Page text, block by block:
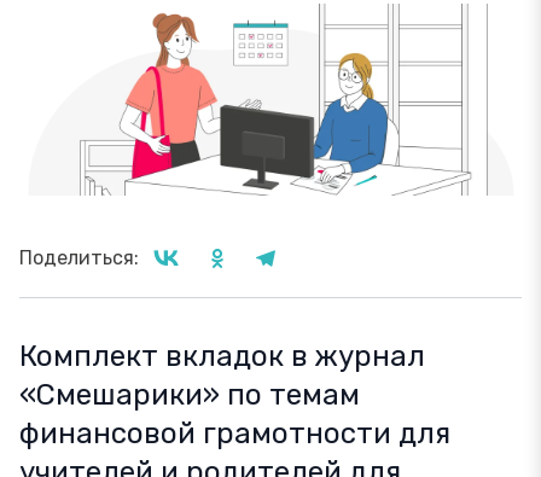
Поделиться:
Комплект вкладок в журнал
«Смешарики» по темам
финансовой грамотности для